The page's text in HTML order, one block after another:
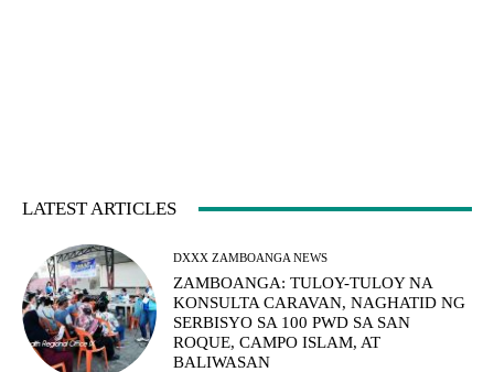
LATEST ARTICLES
DXXX ZAMBOANGA NEWS
ZAMBOANGA: TULOY-TULOY NA
KONSULTA CARAVAN, NAGHATID NG
SERBISYO SA 100 PWD SA SAN
ROQUE, CAMPO ISLAM, AT
BALIWASAN